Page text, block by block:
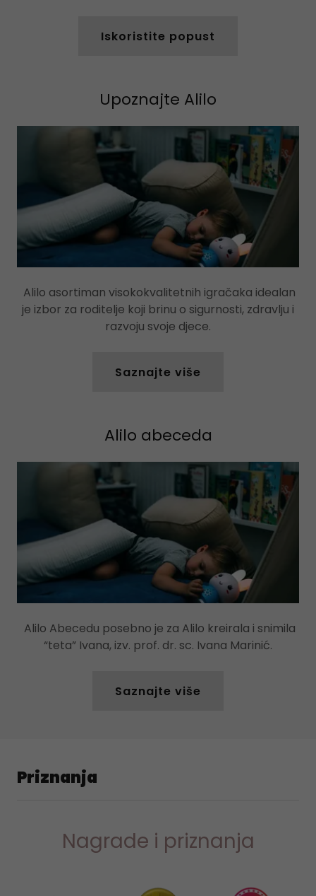
Iskoristite popust
Upoznajte Alilo
Alilo asortiman visokokvalitetnih igračaka idealan
je izbor za roditelje koji brinu o sigurnosti, zdravlju i
razvoju svoje djece.
Saznajte više
Alilo abeceda
Alilo Abecedu posebno je za Alilo kreirala i snimila
“teta” Ivana, izv. prof. dr. sc. Ivana Marinić.
Saznajte više
Priznanja
Nagrade i priznanja